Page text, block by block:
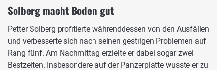
Solberg macht Boden gut
Petter Solberg profitierte währenddessen von den Ausfällen
und verbesserte sich nach seinen gestrigen Problemen auf
Rang fünf. Am Nachmittag erzielte er dabei sogar zwei
Bestzeiten. Insbesondere auf der Panzerplatte wusste er zu